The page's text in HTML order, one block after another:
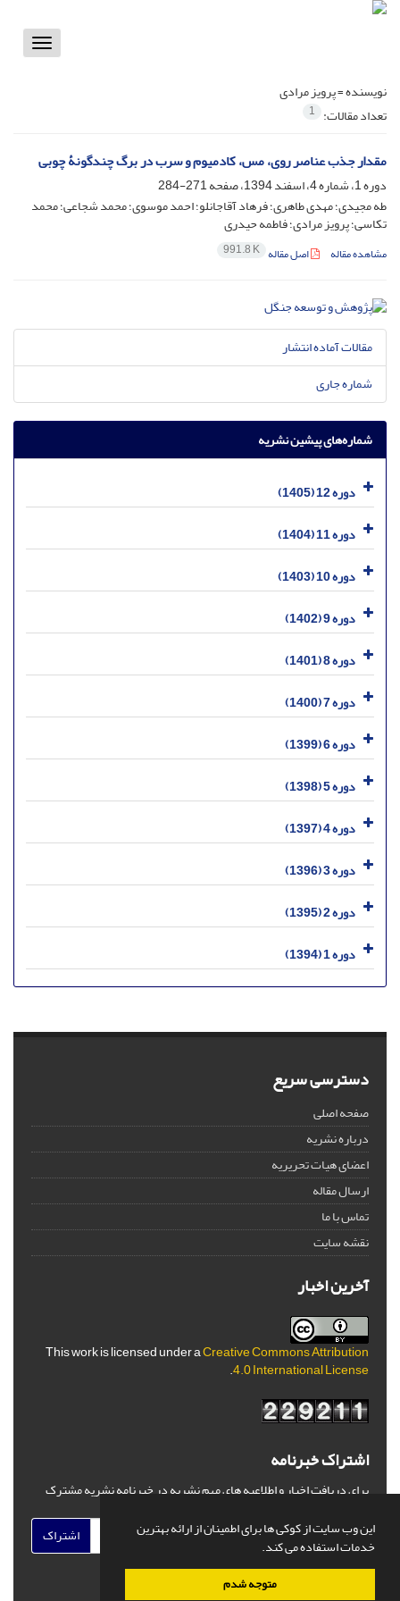
این وب سایت از کوکی ها برای اطمینان از ارائه بهترین
خدمات استفاده می کند.
متوجه شدم
Toggle
نویسنده =پرویز مرادی
تعداد مقالات: 1
مقدار جذب عناصر روی، مس، کادمیوم و سرب در برگ چندگونۀ چوبی
دوره 1، شماره 4، اسفند 1394، صفحه
271-284
طه مجیدی؛ مهدی طاهری؛ فرهاد آقاجانلو؛ احمد موسوی؛ محمد شجاعی؛ محمد
تکاسی؛ پرویز مرادی؛ فاطمه حیدری
مشاهده مقاله اصل مقاله 991.8 K
مقالات آماده انتشار
شماره جاری
شماره‌های پیشین نشریه
دوره 12 (1405)
دوره 11 (1404)
دوره 10 (1403)
دوره 9 (1402)
دوره 8 (1401)
دوره 7 (1400)
دوره 6 (1399)
دوره 5 (1398)
دوره 4 (1397)
دوره 3 (1396)
دوره 2 (1395)
دوره 1 (1394)
دسترسی سریع
صفحه اصلی
درباره نشریه
اعضای هیات تحریریه
ارسال مقاله
تماس با ما
نقشه سایت
آخرین اخبار
This work is licensed under aCreative Commons Attribution
4.0 International License
.
اشتراک خبرنامه
برای دریافت اخبار و اطلاعیه های مهم نشریه در خبرنامه نشریه مشترک
اشتراک